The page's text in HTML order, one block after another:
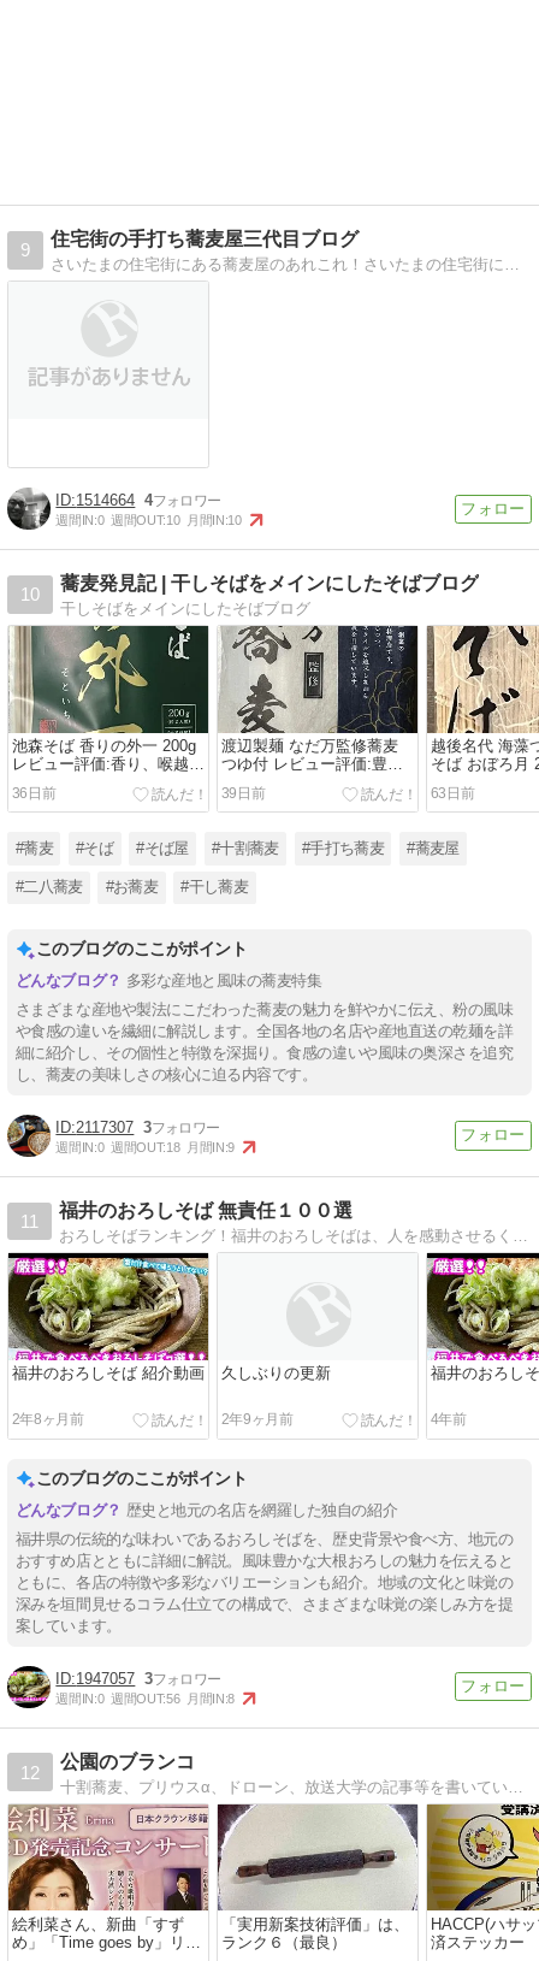
9
住宅街の手打ち蕎麦屋三代目ブログ
さいたまの住宅街にある蕎麦屋のあれこれ！さいたまの住宅街にある蕎麦屋と蕎麦についてのあれこれ！
1514664 4
週間IN:0 週間OUT:10 月間IN:10
10
蕎麦発見記 | 干しそばをメインにしたそばブログ
干しそばをメインにしたそばブログ
池森そば 香りの外一 200g
レビュー評価:香り、喉越
し、風味のバランス良しの
乾麺
36日前
渡辺製麺 なだ万監修蕎麦
つゆ付 レビュー評価:豊か
な香りのつゆが特徴の半な
まそば
39日前
越後名代 海藻
そば おぼろ月
ー評価、コシ
ぎそば
63日前
#蕎麦 #そば #そば屋 #十割蕎麦 #手打ち蕎麦 #蕎麦屋
#二八蕎麦 #お蕎麦 #干し蕎麦
このブログのここがポイント
多彩な産地と風味の蕎麦特集
さまざまな産地や製法にこだわった蕎麦の魅力を鮮やかに伝え、粉の風味
や食感の違いを繊細に解説します。全国各地の名店や産地直送の乾麺を詳
細に紹介し、その個性と特徴を深掘り。食感の違いや風味の奥深さを追究
し、蕎麦の美味しさの核心に迫る内容です。
2117307 3
週間IN:0 週間OUT:18 月間IN:9
11
福井のおろしそば 無責任１００選
おろしそばランキング！福井のおろしそばは、人を感動させるくらい美味しいです！！
福井のおろしそば 紹介動画
2年8ヶ月前
久しぶりの更新
2年9ヶ月前
福井のおろし
4年前
このブログのここがポイント
歴史と地元の名店を網羅した独自の紹介
福井県の伝統的な味わいであるおろしそばを、歴史背景や食べ方、地元の
おすすめ店とともに詳細に解説。風味豊かな大根おろしの魅力を伝えると
ともに、各店の特徴や多彩なバリエーションも紹介。地域の文化と味覚の
深みを垣間見せるコラム仕立ての構成で、さまざまな味覚の楽しみ方を提
案しています。
1947057 3
週間IN:0 週間OUT:56 月間IN:8
12
公園のブランコ
絵利菜さん、新曲「すず
め」「Time goes by」リリ
「実用新案技術評価」は、
ランク６（最良）
HACCP(ハサ
済ステッカー